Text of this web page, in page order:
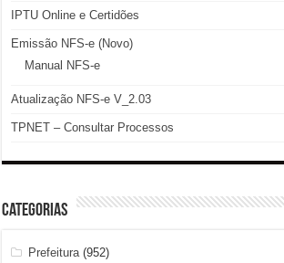
IPTU Online e Certidões
Emissão NFS-e (Novo)
Manual NFS-e
Atualização NFS-e V_2.03
TPNET – Consultar Processos
Categorias
Prefeitura(952)